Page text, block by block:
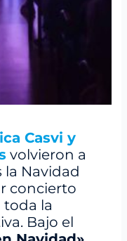
Casvi y
volvieron a
la Navidad
concierto
la
Bajo el